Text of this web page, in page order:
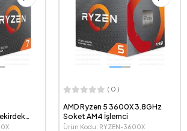
( 0 )
AMD Ryzen 5 3600X 3.8GHz
Soket AM4 İşlemci
Ürün Kodu: RYZEN-3600X